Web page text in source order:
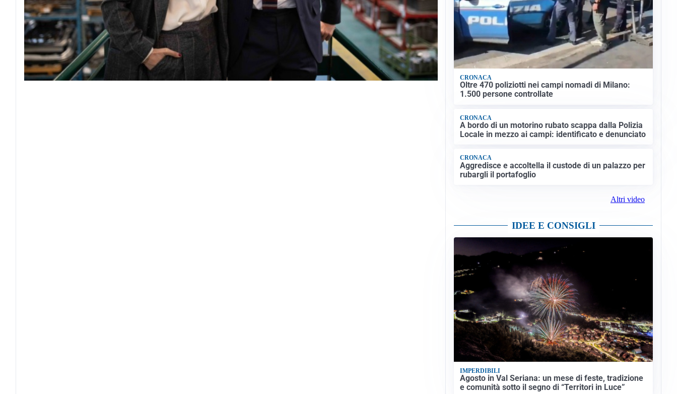
CRONACA
Oltre 470 poliziotti nei campi nomadi di Milano:
1.500 persone controllate
CRONACA
A bordo di un motorino rubato scappa dalla Polizia
Locale in mezzo ai campi: identificato e denunciato
CRONACA
Aggredisce e accoltella il custode di un palazzo per
rubargli il portafoglio
Altri video
IDEE E CONSIGLI
IMPERDIBILI
Agosto in Val Seriana: un mese di feste, tradizione
e comunità sotto il segno di “Territori in Luce”